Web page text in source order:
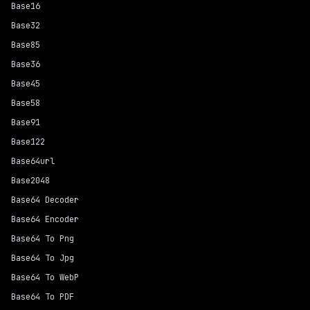
Base16
Base32
Base85
Base36
Base45
Base58
Base91
Base122
Base64url
Base2048
Base64 Decoder
Base64 Encoder
Base64 To Png
Base64 To Jpg
Base64 To WebP
Base64 To PDF